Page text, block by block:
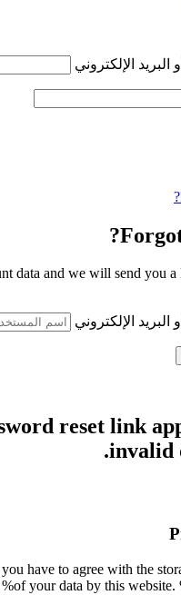
الإلكتروني
data and we will send you
الإلكتروني
reset link
invalid
have to agree with the
of your data by this website.